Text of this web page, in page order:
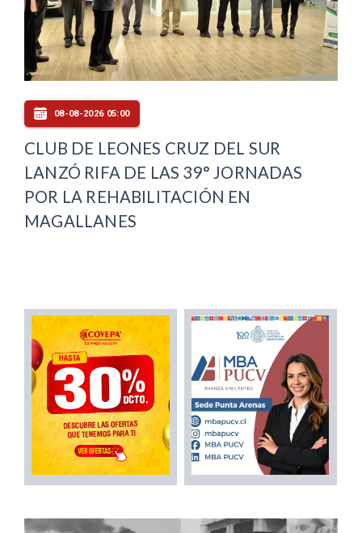
08-08-2026 05:00
CLUB DE LEONES CRUZ DEL SUR
LANZÓ RIFA DE LAS 39° JORNADAS
POR LA REHABILITACIÓN EN
MAGALLANES